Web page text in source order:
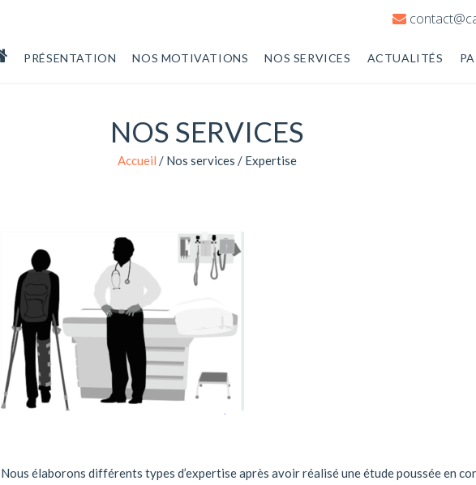
PRÉSENTATION NOS MOTIVATIONS NOS SERVICES ACTUALITÉS
NOS SERVICES
Accueil / Nos services / Expertise
Nous élaborons différents types d’expertise après avoir réalisé une étude poussée en